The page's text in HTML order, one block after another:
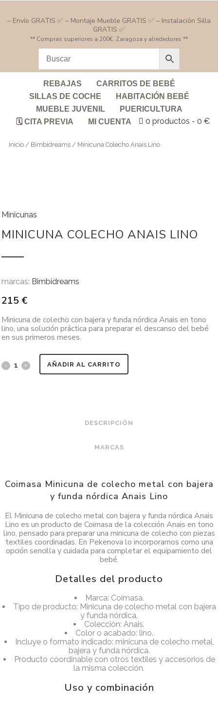
– Envío GRATIS ✅ – Montaje Mueble GRATIS ✅ – Instalación Silla
GRATIS ✅
** Compras superiores a 200€. Zaragoza y alrededores **
REBAJAS
CARRITOS DE BEBÉ
SILLAS DE COCHE
HABITACIÓN BEBÉ
MUEBLE JUVENIL
PUERICULTURA
🗓️ CITA PREVIA
MI CUENTA 0 productos 0 €
Inicio / Bimbidreams / Minicuna Colecho Anais Lino
Minicunas
MINICUNA COLECHO ANAIS LINO
marcas: Bimbidreams
215 €
Minicuna de colecho con bajera y funda nórdica Anais en tono
lino, una solución práctica para preparar el descanso del bebé
en sus primeros meses.
AÑADIR AL CARRITO
DESCRIPCIÓN
MARCAS
Coimasa Minicuna de colecho metal con bajera
y funda nórdica Anais Lino
El Minicuna de colecho metal con bajera y funda nórdica Anais
Lino es un producto de Coimasa de la colección Anais en tono
lino, pensado para preparar una minicuna de colecho con piezas
textiles coordinadas. En Pekenova lo incorporamos como una
opción sencilla y cuidada para completar el equipamiento del
bebé.
Detalles del producto
Marca: Coimasa.
Tipo de producto: Minicuna de colecho metal con bajera
y funda nórdica.
Colección: Anais.
Color o acabado: lino.
Incluye o formato indicado: minicuna de colecho metal,
bajera y funda nórdica.
Producto coordinable con otros textiles y accesorios de
la misma colección.
Uso y combinación